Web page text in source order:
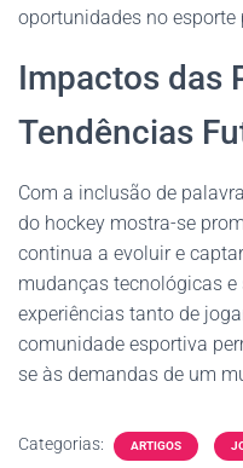
oportunidades no esporte
Impactos das
Tendências
Com a inclusão de
do hockey mostra-se
continua a evoluir e
mudanças tecnológicas
experiências tanto de
comunidade esportiva
se às demandas de um
Categorias: ARTIGOS